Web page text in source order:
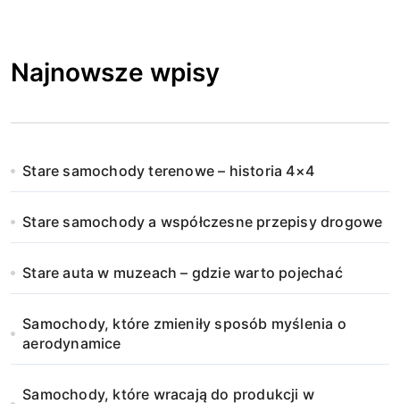
Najnowsze wpisy
Stare samochody terenowe – historia 4×4
Stare samochody a współczesne przepisy drogowe
Stare auta w muzeach – gdzie warto pojechać
Samochody, które zmieniły sposób myślenia o
aerodynamice
Samochody, które wracają do produkcji w